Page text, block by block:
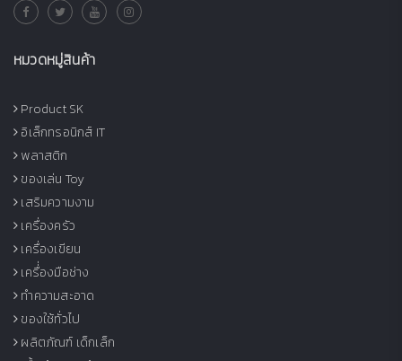
หมวดหมู่สินค้า
Product SK
อิเล็กทรอนิกส์ IT
พลาสติก
ของเล่น Toy
เสริมความงาม
เครื่องครัว
เครื่องเขียน
เครื่่องมือช่าง
ทำความสะอาด
ของใช้ทั่วไป
ผลิตภัณฑ์ เด็กเล็ก